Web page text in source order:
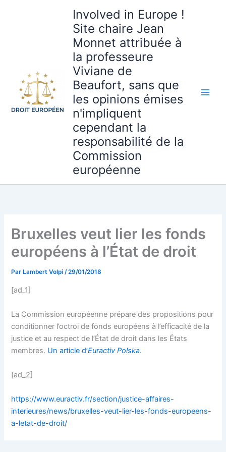
Involved in Europe !
Site chaire Jean
Monnet attribuée à
la professeure
Viviane de
Beaufort, sans que
les opinions émises
n'impliquent
cependant la
responsabilité de la
Commission
européenne
Bruxelles veut lier les fonds
européens à l’État de droit
Par Lambert Volpi/29/01/2018
[ad_1]
La Commission européenne prépare des propositions pour
conditionner l’octroi de fonds européens à l’efficacité de la
justice et au respect de l’État de droit dans les États
membres. Un article d’Euractiv Polska.
[ad_2]
https://www.euractiv.fr/section/justice-affaires-
interieures/news/bruxelles-veut-lier-les-fonds-europeens-
a-letat-de-droit/